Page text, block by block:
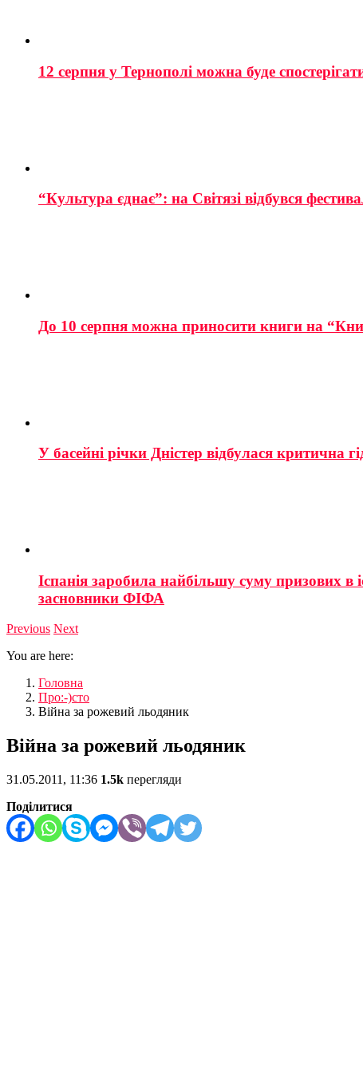
12 серпня у Тернополі можна буде
“Культура єднає”: на Світязі відбувся
До 10 серпня можна приносити книги на
У басейні річки Дністер відбулася критична
Іспанія заробила найбільшу суму призових в
засновники ФІФА
Previous Next
You are here:
Головна
Про:-)сто
Війна за рожевий льодяник
Війна за рожевий льодяник
31.05.2011, 11:36 1.5k перегляди
Поділитися